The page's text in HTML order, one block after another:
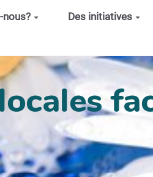
nous? Des initiatives